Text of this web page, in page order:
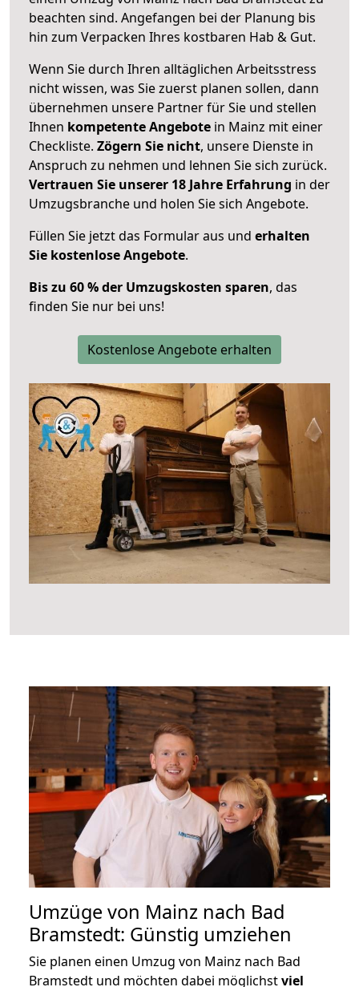
beachten sind. Angefangen bei der Planung bis
hin zum Verpacken Ihres kostbaren Hab & Gut.
Wenn Sie durch Ihren alltäglichen Arbeitsstress
nicht wissen, was Sie zuerst planen sollen, dann
übernehmen unsere Partner für Sie und stellen
Ihnen kompetente Angebote in Mainz mit einer
Checkliste. Zögern Sie nicht, unsere Dienste in
Anspruch zu nehmen und lehnen Sie sich zurück.
Vertrauen Sie unserer 18 Jahre Erfahrung in der
Umzugsbranche und holen Sie sich Angebote.
Füllen Sie jetzt das Formular aus und erhalten
Sie kostenlose Angebote.
Bis zu 60 % der Umzugskosten sparen, das
finden Sie nur bei uns!
Kostenlose Angebote erhalten
Umzüge von Mainz nach Bad
Bramstedt: Günstig umziehen
Sie planen einen Umzug von Mainz nach Bad
Bramstedt und möchten dabei möglichstviel